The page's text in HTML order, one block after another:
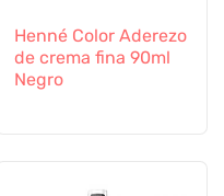
Henné Color Aderezo
de crema fina 90ml
Negro